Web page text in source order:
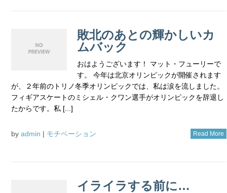
敗北のあとの輝かしいカ
ムバック
おはようございます！ マット・フューリーで
す。 今年は北京オリンピックが開催されます
が、２年前のトリノ冬季オリンピックでは、私は涙を流しました。
フィギアスケートのミシェル・クワン選手がオリンピックを辞退し
たからです。私 [...]
by admin | モチベーション Read More
イライラする前に…